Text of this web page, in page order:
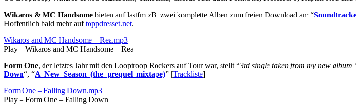
Wikaros & MC Handsome bieten auf lastfm zB. zwei komplette Alben zum freien Download an: “
Hoffentlich bald mehr auftoppdresset.net.
Wikaros and MC Handsome – Rea.mp3
Play – Wikaros and MC Handsome – Rea
Form One, der letztes Jahr mit den Looptroop Rockers auf Tour war, stellt “3rd single taken from my new album
Down“, “A_New_Season_(the_prequel_mixtape)” [Trackliste]
Form One – Falling Down.mp3
Play – Form One – Falling Down